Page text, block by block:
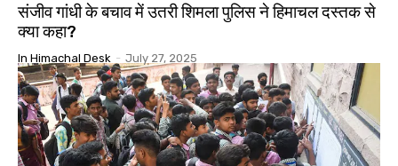
संजीव गांधी के बचाव में उतरी शिमला पुलिस ने हिमाचल दस्तक से
क्या कहा?
In Himachal Desk - July 27, 2025